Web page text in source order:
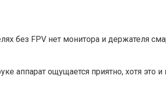
без FPV нет монитора и держателя
аппарат ощущается приятно, хотя это